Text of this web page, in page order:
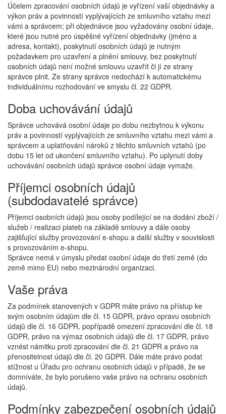
Účelem zpracování osobních údajů je vyřízení vaší objednávky a
výkon práv a povinností vyplývajících ze smluvního vztahu mezi
vámi a správcem; při objednávce jsou vyžadovány osobní údaje,
které jsou nutné pro úspěšné vyřízení objednávky (jméno a
adresa, kontakt), poskytnutí osobních údajů je nutným
požadavkem pro uzavření a plnění smlouvy, bez poskytnutí
osobních údajů není možné smlouvu uzavřít či jí ze strany
správce plnit. Ze strany správce nedochází k automatickému
individuálnímu rozhodování ve smyslu čl. 22 GDPR.
Doba uchovávání údajů
Správce uchovává osobní údaje po dobu nezbytnou k výkonu
práv a povinností vyplývajících ze smluvního vztahu mezi vámi a
správcem a uplatňování nároků z těchto smluvních vztahů (po
dobu 15 let od ukončení smluvního vztahu). Po uplynutí doby
uchovávání osobních údajů správce osobní údaje vymaže.
Příjemci osobních údajů
(subdodavatelé správce)
Příjemci osobních údajů jsou osoby podílející se na dodání zboží /
služeb / realizaci plateb na základě smlouvy a dále osoby
zajišťující služby provozování e-shopu a další služby v souvislosti
s provozováním e-shopu.
Správce nemá v úmyslu předat osobní údaje do třetí země (do
země mimo EU) nebo mezinárodní organizaci.
Vaše práva
Za podmínek stanovených v GDPR máte právo na přístup ke
svým osobním údajům dle čl. 15 GDPR, právo opravu osobních
údajů dle čl. 16 GDPR, popřípadě omezení zpracování dle čl. 18
GDPR, právo na výmaz osobních údajů dle čl. 17 GDPR, právo
vznést námitku proti zpracování dle čl. 21 GDPR a právo na
přenositelnost údajů dle čl. 20 GDPR. Dále máte právo podat
stížnost u Úřadu pro ochranu osobních údajů v případě, že se
domníváte, že bylo porušeno vaše právo na ochranu osobních
údajů.
Podmínky zabezpečení osobních údajů